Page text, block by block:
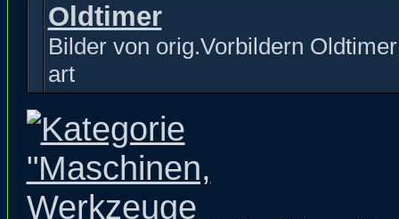
Oldtimer
Bilder von orig.Vorbildern
art